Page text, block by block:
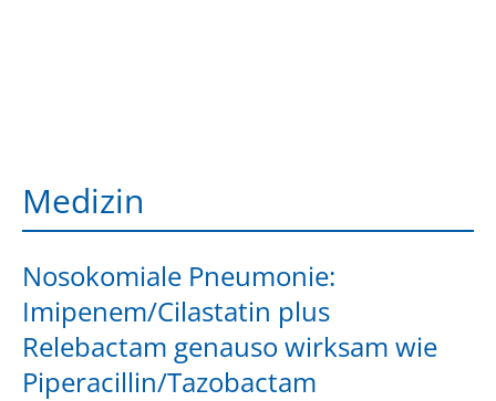
Medizin
Nosokomiale Pneumonie:
Imipenem/Cilastatin plus
Relebactam genauso wirksam wie
Piperacillin/Tazobactam